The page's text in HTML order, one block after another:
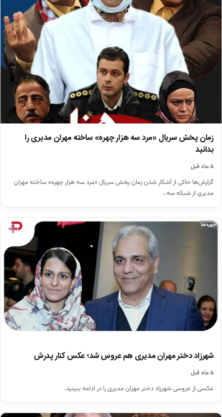
زمان پخش سریال «مرد سه هزار چهره» ساخته مهران مدیری را
بدانید
۵ ماه قبل
گزارش‌ها حاکی از آشکار شدن زمان پخش سریال «مرد سه هزار چهره» ساخته مهران
مدیری از شبکه سه…
چهره‌ها
شهرزاد دختر مهران مدیری هم عروس شد؛ عکس کنار پدرش
۵ ماه قبل
عکسی از عروسی شهرزاد دختر مهران مدیری را در ادامه ببینید.